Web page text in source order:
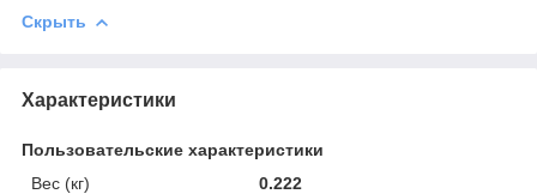
Скрыть
Характеристики
Пользовательские характеристики
Вес (кг)
0.222